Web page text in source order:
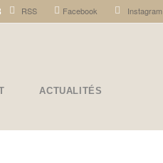
RSS Facebook Instagram
ACTUALITÉS